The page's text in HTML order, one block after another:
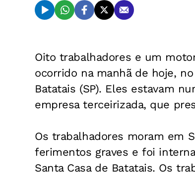
Oito trabalhadores e um
ocorrido na manhã de hoje,
Batatais (SP). Eles estavam
empresa terceirizada, que
Os trabalhadores moram em
ferimentos graves e foi
Santa Casa de Batatais. Os